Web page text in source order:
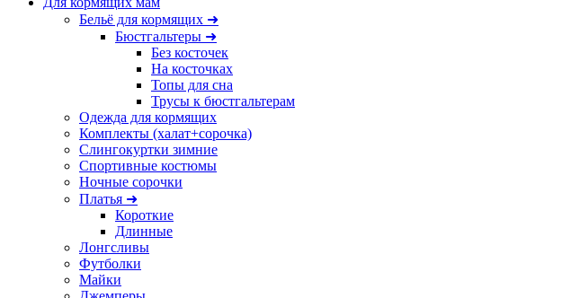
Бельё для кормящих ➜
Бюстгальтеры ➜
Без косточек
На косточках
Топы для сна
Трусы к бюстгальтерам
Одежда для кормящих
Комплекты (халат+сорочка)
Слингокуртки зимние
Спортивные костюмы
Ночные сорочки
Платья ➜
Короткие
Длинные
Лонгсливы
Футболки
Майки